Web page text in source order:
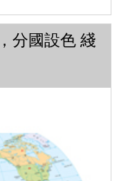
分國設色 綫